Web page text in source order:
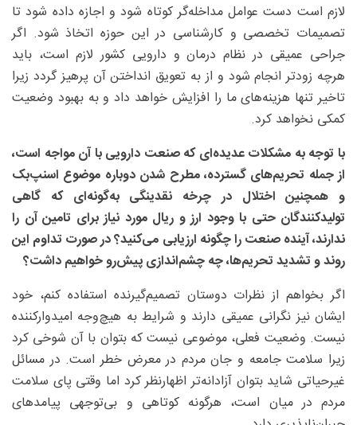
لازم است دست عوامل مداخله‌گر کوتاه شود و اجازه داده شود تا
تصمیمات تخصصی و کارشناسی در این حوزه اتخاذ شود. اگر
جراحی عمیقی در نظام درمان و دارویی کشور لازم است، باید
هرچه زودتر انجام شود و از به تعویق انداختن آن پرهیز گردد زیرا
تاخیر تنها هزینه‌های ما را افزایش خواهد داد و به بهبود وضعیت
کمکی نخواهد کرد.
با توجه به مشکلات عدیده‌ای که صنعت دارویی با آن مواجه است،
از جمله تحریم‌های گسترده، مطرح شدن دوباره موضوع اسنپ‌بک
و همچنین اختلال در چرخه نقدینگی به‌گونه‌ای که گاهی
تولیدکنندگان حتی با وجود ارز و ریال مورد نیاز برای تامین آن را
ندارند، آینده صنعت را چگونه ارزیابی می‌کنید؟ در صورت تداوم این
روند و تشدید تحریم‌ها، چه چشم‌اندازی پیش‌رو خواهیم داشت؟
اگر بخواهم از نظرات دوستان تصمیم‌گیرنده استفاده کنم، خود
ایشان نیز نگرانی عمیقی دارند و شرایط به هیچ‌وجه امیدوارکننده
نیست. وضعیت فعلی، موضوعی نیست که بتوان با آن شوخی کرد
زیرا سلامت جامعه و جان مردم در معرض خطر است. در مسائل
غیرحیاتی شاید بتوان آزادانه‌تر اظهارنظر کرد اما وقتی پای سلامت
مردم در میان است، هرگونه کوتاهی و بی‌توجهی پیامدهای